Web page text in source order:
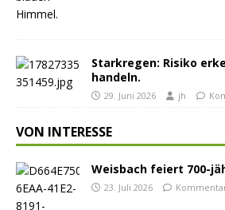
Starkregen: Risiko
handeln.
29. Juni 2026 jh
VON INTERESSE
Weisbach feiert 700-
23. Juli 2026